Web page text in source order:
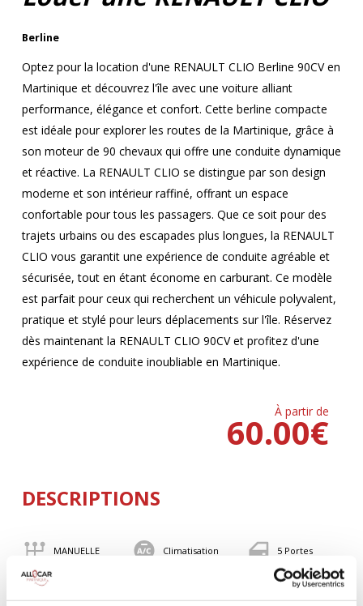
Berline
Optez pour la location d'une RENAULT CLIO Berline 90CV en
Martinique et découvrez l'île avec une voiture alliant
performance, élégance et confort. Cette berline compacte
est idéale pour explorer les routes de la Martinique, grâce à
son moteur de 90 chevaux qui offre une conduite dynamique
et réactive. La RENAULT CLIO se distingue par son design
moderne et son intérieur raffiné, offrant un espace
confortable pour tous les passagers. Que ce soit pour des
trajets urbains ou des escapades plus longues, la RENAULT
CLIO vous garantit une expérience de conduite agréable et
sécurisée, tout en étant économe en carburant. Ce modèle
est parfait pour ceux qui recherchent un véhicule polyvalent,
pratique et stylé pour leurs déplacements sur l'île. Réservez
dès maintenant la RENAULT CLIO 90CV et profitez d'une
expérience de conduite inoubliable en Martinique.
À partir de
€
60.00
DESCRIPTIONS
MANUELLE Climatisation 5 Portes
BLUETOOTH 90 CV